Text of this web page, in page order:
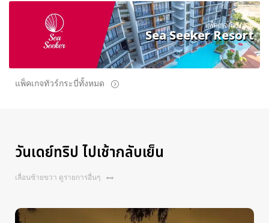
แพ็คเกจทัวร์กระบี่
Sea Seeker Resort
แพ็คเกจทัวร์กระบี่ทั้งหมด
วันเดย์ทริป ไปเช้ากลับเย็น
เลื่อนซ้ายขวา ดูรายการอื่นๆ